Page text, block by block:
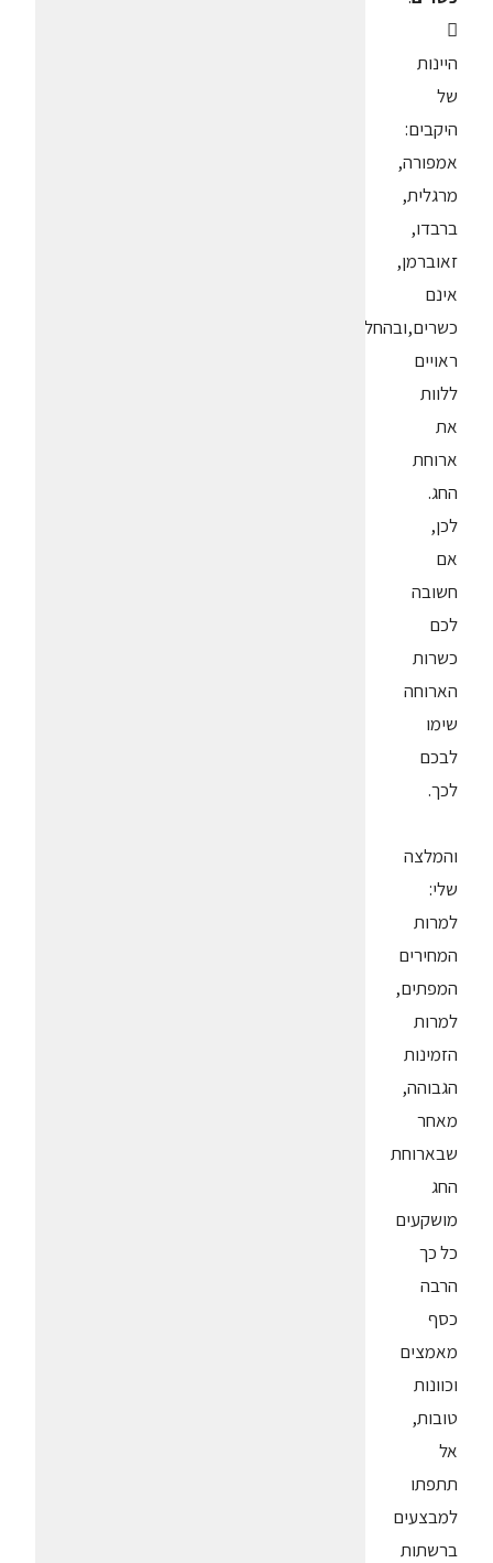

היינות
של
היקבים:
אמפורה,
מרגלית,
ברבדו,
זאוברמן,
אינם
כשרים,ובהחלט
ראויים
ללוות
את
ארוחת
החג.
לכן,
אם
חשובה
לכם
כשרות
הארוחה
שימו
לבכם
לכך.
והמלצה
שלי:
למרות
המחירים
המפתים,
למרות
הזמינות
הגבוהה,
מאחר
שבארוחת
החג
מושקעים
כל כך
הרבה
כסף
מאמצים
וכוונות
טובות,
אל
תתפתו
למבצעים
ברשתות